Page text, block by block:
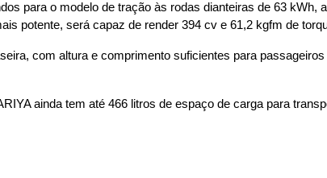
para o modelo de tração às rodas dianteiras de 63 kWh,
potente, será capaz de render 394 cv e 61,2 kgfm de
com altura e comprimento suficientes para
ainda tem até 466 litros de espaço de carga para